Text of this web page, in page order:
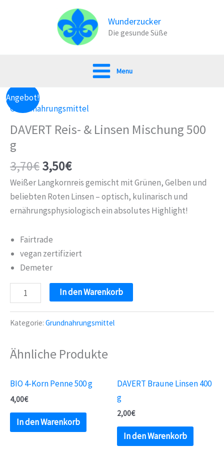
Wunderzucker
Die gesunde Süße
Menu
Angebot!
Grundnahrungsmittel
DAVERT Reis- & Linsen Mischung 500
g
3,70€3,50€
Weißer Langkornreis gemischt mit Grünen, Gelben und
beliebten Roten Linsen – optisch, kulinarisch und
ernährungsphysiologisch ein absolutes Highlight!
Fairtrade
vegan zertifiziert
Demeter
DAVERT
Reis-
&
Mischung
500
Menge
In den Warenkorb
Kategorie: Grundnahrungsmittel
Ähnliche Produkte
BIO 4-Korn Penne 500 g
4,00€
In den Warenkorb
DAVERT Braune Linsen 400
g
2,00€
In den Warenkorb